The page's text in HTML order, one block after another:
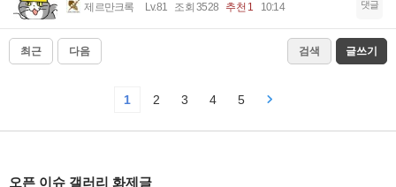
제르만크록 Lv.81 조회 3528 추천 1 10:14 댓글
최근 다음 검색 글쓰기
1 2 3 4 5
오픈 이슈 갤러리 화제글